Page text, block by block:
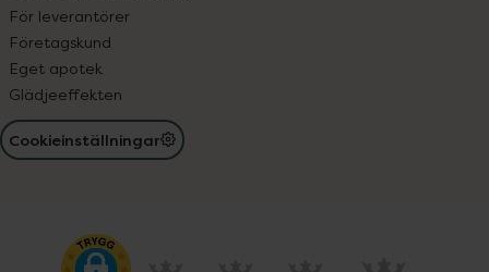
För leverantörer
Företagskund
Eget apotek
Glädjeeffekten
Cookieinställningar